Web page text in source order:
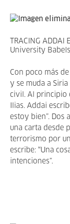
TRACING ADDAI
University
Con poco más
y se muda a
civil. Al principio
Ilias. Addai
estoy bien”. Dos
una carta desde
terrorismo por
escribe: “Una
intenciones”.